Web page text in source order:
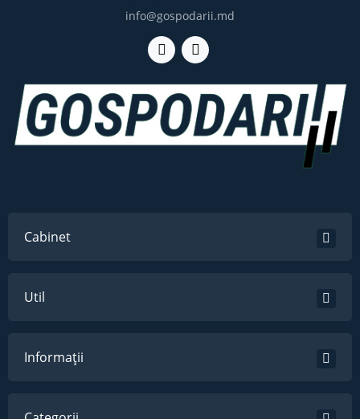
info@gospodarii.md
Cabinet
Util
Informații